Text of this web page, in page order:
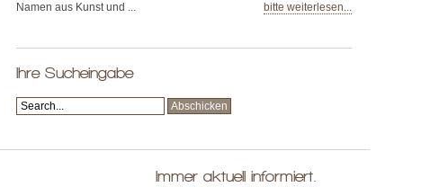
Namen aus Kunst und ...
bitte weiterlesen...
Ihre Sucheingabe
Immer aktuell informiert.